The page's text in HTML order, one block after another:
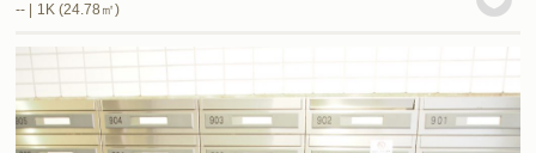
-- | 1K (24.78㎡)